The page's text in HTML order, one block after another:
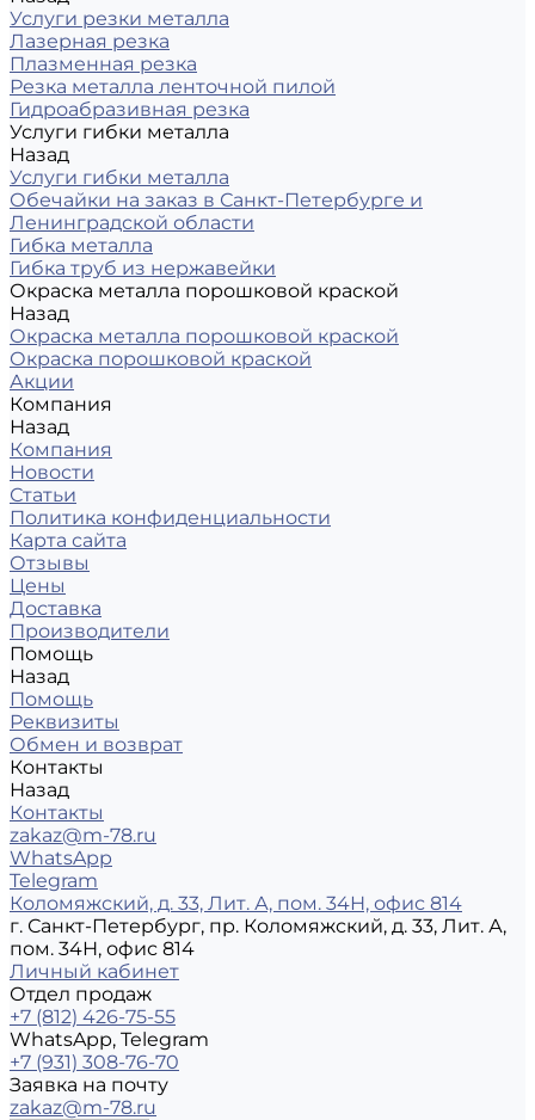
Услуги резки металла
Лазерная резка
Плазменная резка
Резка металла ленточной пилой
Гидроабразивная резка
Услуги гибки металла
Назад
Услуги гибки металла
Обечайки на заказ в Санкт-Петербурге и
Ленинградской области
Гибка металла
Гибка труб из нержавейки
Окраска металла порошковой краской
Назад
Окраска металла порошковой краской
Окраска порошковой краской
Акции
Компания
Назад
Компания
Новости
Статьи
Политика конфиденциальности
Карта сайта
Отзывы
Цены
Доставка
Производители
Помощь
Назад
Помощь
Реквизиты
Обмен и возврат
Контакты
Назад
Контакты
zakaz@m-78.ru
WhatsApp
Telegram
Коломяжский, д. 33, Лит. А, пом. 34Н, офис 814
г. Санкт-Петербург, пр. Коломяжский, д. 33, Лит. А,
пом. 34Н, офис 814
Личный кабинет
Отдел продаж
+7 (812) 426-75-55
WhatsApp, Telegram
+7 (931) 308-76-70
Заявка на почту
zakaz@m-78.ru